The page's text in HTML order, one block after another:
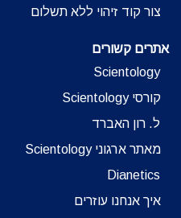
צור קוד זיהוי ללא תשלום
אתרים קשורים
Scientology
קורסי Scientology
ל. רון האברד
מאתר ארגוני Scientology
Dianetics
איך אנחנו עוזרים